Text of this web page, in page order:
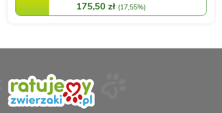
175,50 zł (17,55%)